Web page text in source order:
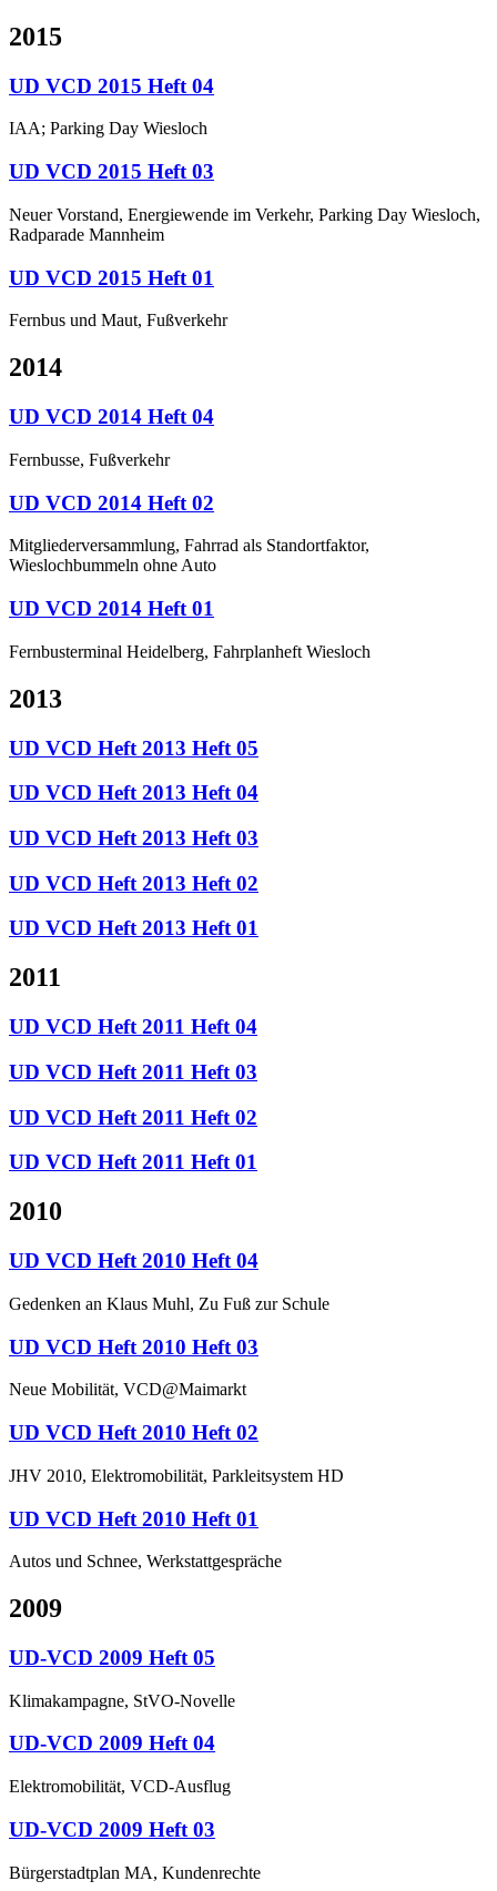
2015
UD VCD 2015 Heft 04
IAA; Parking Day Wiesloch
UD VCD 2015 Heft 03
Neuer Vorstand, Energiewende im Verkehr, Parking Day Wiesloch,
Radparade Mannheim
UD VCD 2015 Heft 01
Fernbus und Maut, Fußverkehr
2014
UD VCD 2014 Heft 04
Fernbusse, Fußverkehr
UD VCD 2014 Heft 02
Mitgliederversammlung, Fahrrad als Standortfaktor,
Wieslochbummeln ohne Auto
UD VCD 2014 Heft 01
Fernbusterminal Heidelberg, Fahrplanheft Wiesloch
2013
UD VCD Heft 2013 Heft 05
UD VCD Heft 2013 Heft 04
UD VCD Heft 2013 Heft 03
UD VCD Heft 2013 Heft 02
UD VCD Heft 2013 Heft 01
2011
UD VCD Heft 2011 Heft 04
UD VCD Heft 2011 Heft 03
UD VCD Heft 2011 Heft 02
UD VCD Heft 2011 Heft 01
2010
UD VCD Heft 2010 Heft 04
Gedenken an Klaus Muhl, Zu Fuß zur Schule
UD VCD Heft 2010 Heft 03
Neue Mobilität, VCD@Maimarkt
UD VCD Heft 2010 Heft 02
JHV 2010, Elektromobilität, Parkleitsystem HD
UD VCD Heft 2010 Heft 01
Autos und Schnee, Werkstattgespräche
2009
UD-VCD 2009 Heft 05
Klimakampagne, StVO-Novelle
UD-VCD 2009 Heft 04
Elektromobilität, VCD-Ausflug
UD-VCD 2009 Heft 03
Bürgerstadtplan MA, Kundenrechte